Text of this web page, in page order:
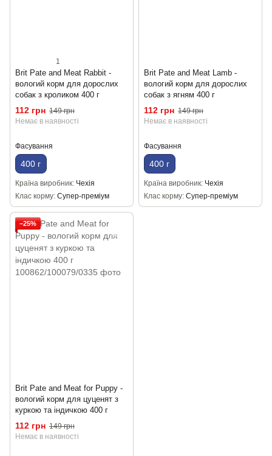
1
Brit Pate and Meat Rabbit -
вологий корм для дорослих
собак з кроликом 400 г
112 грн 149 грн
Немає в наявності
Фасування
400 г
Країна виробник Чехія
Клас корму Супер-преміум
Brit Pate and Meat Lamb -
вологий корм для дорослих
собак з ягням 400 г
112 грн 149 грн
Немає в наявності
Фасування
400 г
Країна виробник Чехія
Клас корму Супер-преміум
−25%
Brit Pate and Meat for Puppy -
вологий корм для цуценят з
куркою та індичкою 400 г
112 грн 149 грн
Немає в наявності